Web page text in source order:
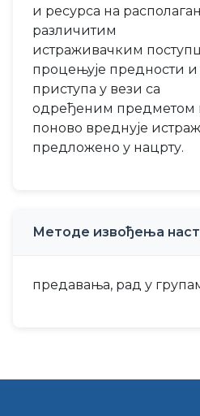
и ресурса на
различитим
истраживачким
процењује предности
приступа у вези са
одређеним предметом
поново вреднује
предложено у нацрту.
Методе извођења
предавања, рад у